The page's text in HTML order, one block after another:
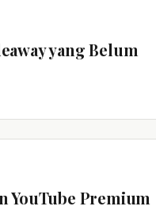
yang Belum
YouTube Premium